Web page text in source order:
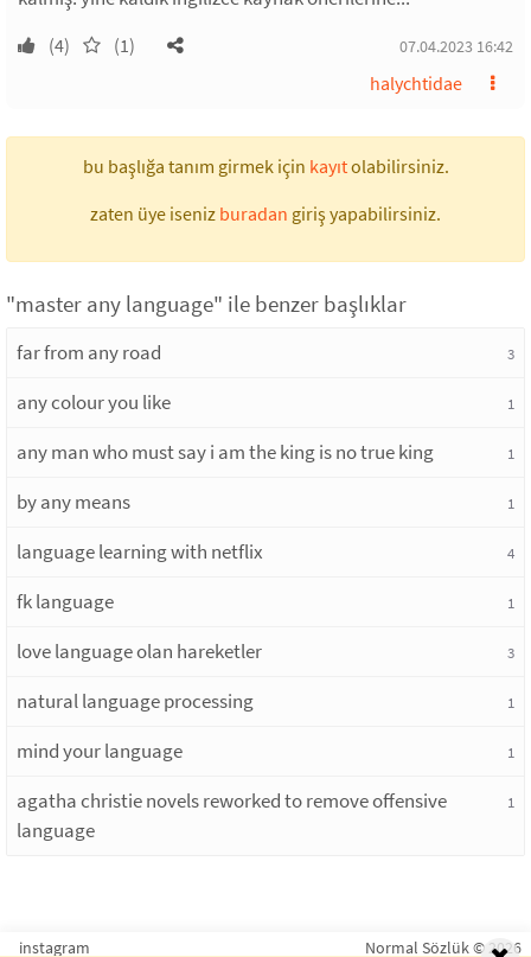
(4) (1) 07.04.2023 16:42
halychtidae
bu başlığa tanım girmek için kayıtolabilirsiniz.
zaten üye iseniz buradan giriş yapabilirsiniz.
"master any language" ile benzer başlıklar
far from any road 3
any colour you like 1
any man who must say i am the king is no true king 1
by any means 1
language learning with netflix 4
fk language 1
love language olan hareketler 3
natural language processing 1
mind your language 1
agatha christie novels reworked to remove offensive
language
1
instagram Normal Sözlük © 2026